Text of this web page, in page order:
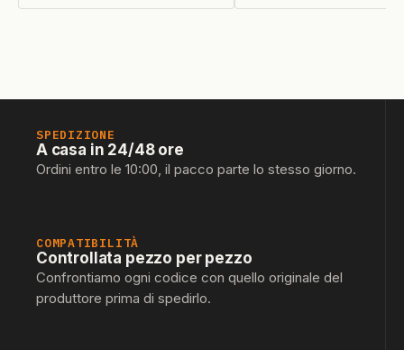
SPEDIZIONE
A casa in 24/48 ore
Ordini entro le 10:00, il pacco parte lo stesso giorno.
COMPATIBILITÀ
Controllata pezzo per pezzo
Confrontiamo ogni codice con quello originale del
produttore prima di spedirlo.